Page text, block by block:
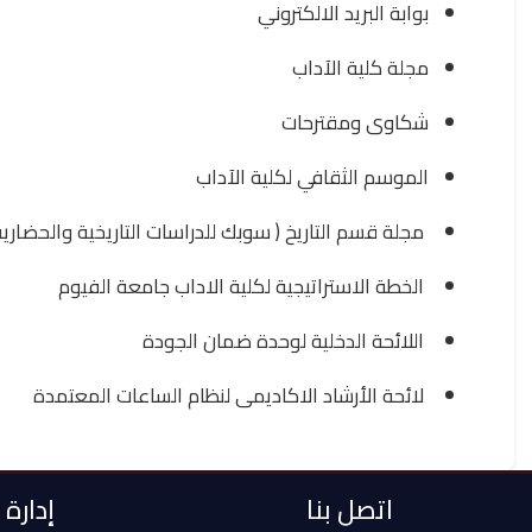
بوابة البريد الالكتروني
مجلة كلية الآداب
شكاوى ومقترحات
الموسم الثقافي لكلیة الآداب
مجلة قسم التاريخ ( سوبك للدراسات التاريخية
الخطة الاستراتيجية لكلية الاداب جامعة الفيوم
اللائحة الدخلية لوحدة ضمان الجودة
لائحة الأرشاد الاكاديمى لنظام الساعات المعتمدة
اتصل بنا